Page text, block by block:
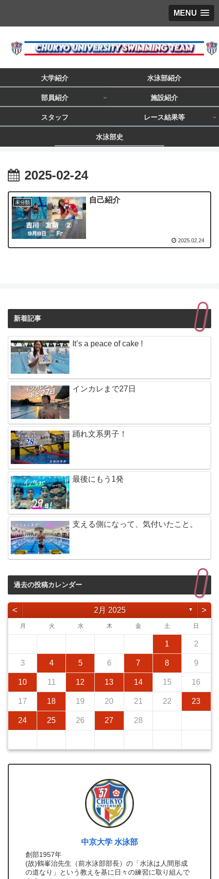
MENU
大学紹介 水泳部紹介
部員紹介 施設紹介
スタッフ レース結果等
水泳部史
2025-02-24
未分類 自己紹介
2025.02.24
新着記事
It’s a peace of cake !
インカレまで27日
踊れ文系男子！
最後にもう1発
支える側になって、気付いたこと。
過去の投稿カレンダー
< 2月 2025 ▼ >
月 火 水 木 金 土 日
1 2
3 4 5 6 7 8 9
10 11 12 13 14 15 16
17 18 19 20 21 22 23
24 25 26 27 28
中京大学 水泳部
創部1957年
(故)鶴峯治先生（前水泳部部長）の「水泳は人間形成
の道なり」という教えを基に日々の練習に取り組んで